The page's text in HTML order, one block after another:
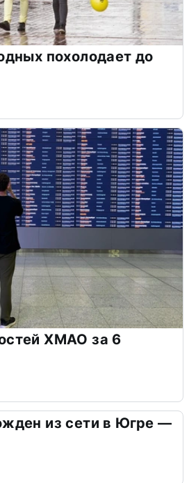
похолодает до
ХМАО за 6
из сети в Югре —